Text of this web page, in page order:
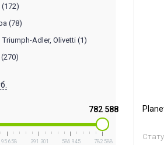
(172)
(78)
Triumph-Adler, Olivetti (1)
782 588
658 391 301 586 945 782 588